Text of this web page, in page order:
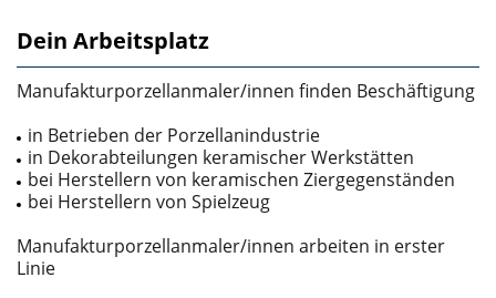
Dein Arbeitsplatz
Manufakturporzellanmaler/innen finden Beschäftigung
in Betrieben der Porzellanindustrie
in Dekorabteilungen keramischer Werkstätten
bei Herstellern von keramischen Ziergegenständen
bei Herstellern von Spielzeug
Manufakturporzellanmaler/innen arbeiten in erster
Linie